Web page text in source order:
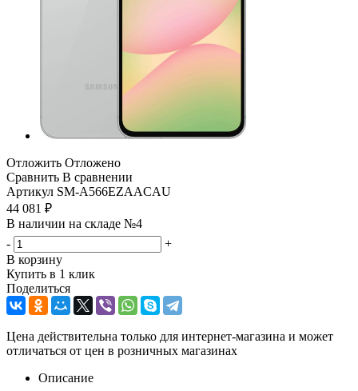
Отложить Отложено
Сравнить В сравнении
Артикул SM-A566EZAACAU
44 081 ₽
В наличии на складе №4
-
+
В корзину
Купить в 1 клик
Поделиться
Цена действительна только для интернет-магазина и может
отличаться от цен в розничных магазинах
Описание